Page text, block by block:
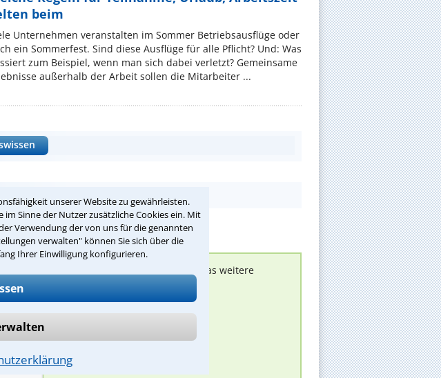
unserer Website zu gewährleisten.
Sinne der Nutzer zusätzliche Cookies ein. Mit
Verwendung der von uns für die genannten
verwalten" können Sie sich über die
Ihrer Einwilligung konfigurieren.
beim
Unternehmen veranstalten im Sommer Betriebsausflüge oder
ein Sommerfest. Sind diese Ausflüge für alle Pflicht? Und: Was
zum Beispiel, wenn man sich dabei verletzt? Gemeinsame
außerhalb der Arbeit sollen die Mitarbeiter ...
Rechtsanwälte bei Ihnen melden, um das weitere